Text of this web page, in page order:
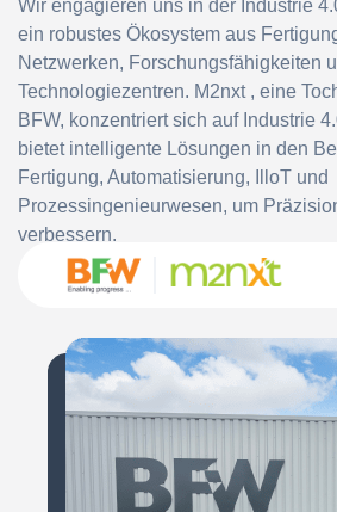
Wir engagieren uns in der Industrie
ein robustes Ökosystem aus
Netzwerken, Forschungsfähigkeiten
Technologiezentren. M2nxt , eine
BFW, konzentriert sich auf Industrie
bietet intelligente Lösungen in den
Fertigung, Automatisierung, IlloT und
Prozessingenieurwesen, um
verbessern.